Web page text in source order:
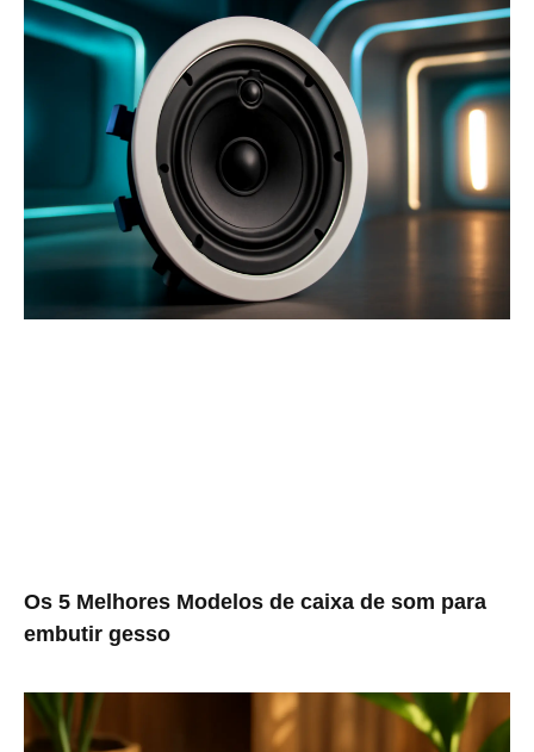
Os 5 Melhores Modelos de caixa de som para
embutir gesso